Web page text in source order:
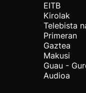
EITB
Kirolak
Telebista
Primeran
Gaztea
Makusi
Guau -
Audioa